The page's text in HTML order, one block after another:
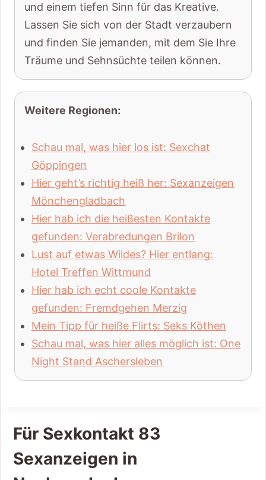
und einem tiefen Sinn für das Kreative.
Lassen Sie sich von der Stadt verzaubern
und finden Sie jemanden, mit dem Sie Ihre
Träume und Sehnsüchte teilen können.
Weitere Regionen:
Schau mal, was hier los ist: Sexchat
Göppingen
Hier geht’s richtig heiß her: Sexanzeigen
Mönchengladbach
Hier hab ich die heißesten Kontakte
gefunden: Verabredungen Brilon
Lust auf etwas Wildes? Hier entlang:
Hotel Treffen Wittmund
Hier hab ich echt coole Kontakte
gefunden: Fremdgehen Merzig
Mein Tipp für heiße Flirts: Seks Köthen
Schau mal, was hier alles möglich ist: One
Night Stand Aschersleben
Für Sexkontakt 83
Sexanzeigen in